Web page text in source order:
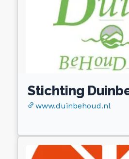
Stichting
www.duinbehoud.nl